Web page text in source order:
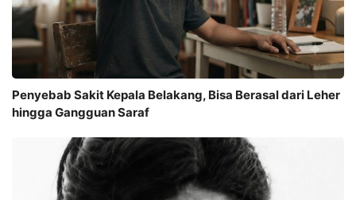
Penyebab Sakit Kepala Belakang, Bisa Berasal dari Leher
hingga Gangguan Saraf